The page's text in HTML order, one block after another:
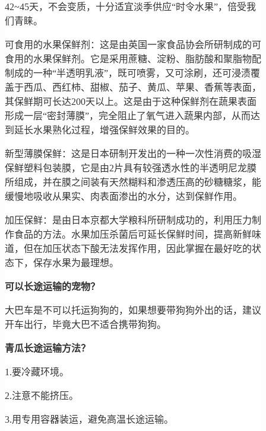
42~45天，不会变质，十分适宜淡季供应“时令水果”，倍受我
们青睐。
可食用的水果保鲜剂：这是由英国一家食品协会所研制成的可
食用的水果保鲜剂。它是采用蔗糖、淀粉、脂肪酸和聚脂物配
制成的一种“半透明乳液”，既可喷雾，又可涂刷，还可浸渍覆
盖于西瓜、西红柿、甜椒、茄子、黄瓜、苹果、香蕉等表面，
其保鲜期可长达200天以上。这是由于这种保鲜剂在蔬果表面
形成一层“密封薄膜”，完全阻止了氧气进入蔬果内部，从而达
到延长水果熟化过程，增强保鲜效果的目的。
新型薄膜保鲜：这是日本研制开发出的一种一次性消费的吸湿
保鲜塑料包装膜，它是由2片具有较强透水性的半透明尼龙膜
所组成，并在膜之间装有天然糊料和渗透压高的砂糖糖浆，能
缓慢地吸收从果实、肉表面渗出的水分，达到保鲜作用。
加压保鲜：是由日本京都大学粮科所研制成功的，利用压力制
作食品的方法。水果加压杀菌后可延长保鲜时间，提高新鲜味
道，但在加压状态下酸无法发挥作用，因此掌握在最好吃的状
态下，保存水果为最理想。
可以长途运输的宠物？
大巴车是不可以托运狗狗的，如果想要带狗狗外出的话，建议
开车出行，毕竟大巴不适合携带狗狗。
青瓜长途运输方法？
1.要冷藏环境。
2.注意不能挤压。
3.用专用容器装运，避免高温长途运输。